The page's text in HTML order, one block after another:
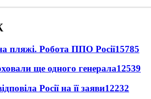
пляжі. Робота ППО Росії15785
ще одного генерала12539
Росії на її заяви12232